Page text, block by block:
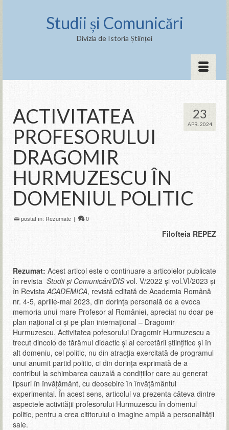
Studii și Comunicări
Divizia de Istoria Științei
23
APR. 2024
ACTIVITATEA
PROFESORULUI
DRAGOMIR
HURMUZESCU ÎN
DOMENIUL POLITIC
postat în: Rezumate | 0
Filofteia REPEZ
Rezumat: Acest articol este o continuare a articolelor publicate
în revista Studii și Comunicări/DISvol. V/2022 și vol.VI/2023 și
în RevistaACADEMICA, revistă editată de Academia Română
nr. 4-5, aprilie-mai 2023, din dorința personală de a evoca
memoria unui mare Profesor al României, apreciat nu doar pe
plan național ci și pe plan internațional – Dragomir
Hurmuzescu. Activitatea pofesorului Dragomir Hurmuzescu a
trecut dincolo de tărâmul didactic și al cercetării științifice și în
alt domeniu, cel politic, nu din atracția exercitată de programul
unui anumit partid politic, ci din dorința exprimată de a
contribui la schimbarea cauzală a condițiilor care au generat
lipsuri în învățământ, cu deosebire în învățământul
experimental. În acest sens, articolul va prezenta câteva dintre
aspectele activității profesorului Hurmuzescu în domeniul
politic, pentru a crea cititorului o imagine amplă a personalității
sale.